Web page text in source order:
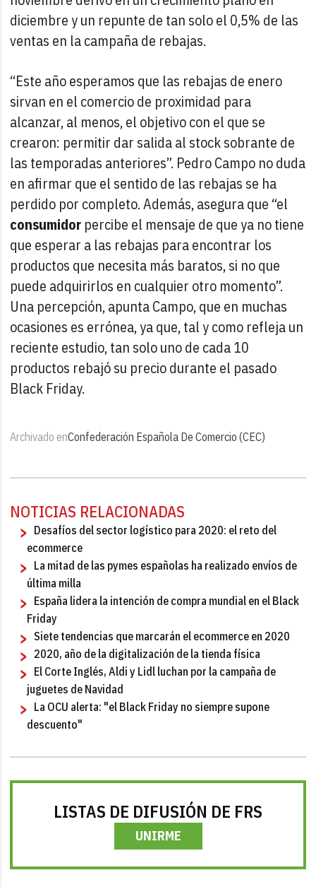
diciembre y un repunte de tan solo el 0,5% de las
ventas en la campaña de rebajas.
“Este año esperamos que las rebajas de enero
sirvan en el comercio de proximidad para
alcanzar, al menos, el objetivo con el que se
crearon: permitir dar salida al stock sobrante de
las temporadas anteriores”. Pedro Campo no duda
en afirmar que el sentido de las rebajas se ha
perdido por completo. Además, asegura que “el
consumidor percibe el mensaje de que ya no tiene
que esperar a las rebajas para encontrar los
productos que necesita más baratos, si no que
puede adquirirlos en cualquier otro momento”.
Una percepción, apunta Campo, que en muchas
ocasiones es errónea, ya que, tal y como refleja un
reciente estudio, tan solo uno de cada 10
productos rebajó su precio durante el pasado
Black Friday.
Archivado enConfederación Española De Comercio (CEC)
NOTICIAS RELACIONADAS
Desafíos del sector logístico para 2020: el reto del
ecommerce
La mitad de las pymes españolas ha realizado envíos de
última milla
España lidera la intención de compra mundial en el Black
Friday
Siete tendencias que marcarán el ecommerce en 2020
2020, año de la digitalización de la tienda física
El Corte Inglés, Aldi y Lidl luchan por la campaña de
juguetes de Navidad
La OCU alerta: "el Black Friday no siempre supone
descuento"
LISTAS DE DIFUSIÓN DE FRS
UNIRME